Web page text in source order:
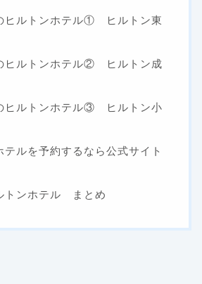
ヒルトンホテル① ヒルトン東
ヒルトンホテル② ヒルトン成
ヒルトンホテル③ ヒルトン小
テルを予約するなら公式サイト
トンホテル まとめ